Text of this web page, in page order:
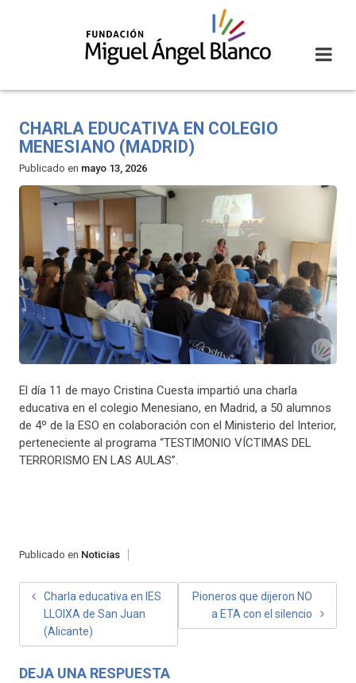
CHARLA EDUCATIVA EN COLEGIO
MENESIANO (MADRID)
Publicado en mayo 13, 2026
El día 11 de mayo Cristina Cuesta impartió una charla
educativa en el colegio Menesiano, en Madrid, a 50 alumnos
de 4º de la ESO en colaboración con el Ministerio del Interior,
perteneciente al programa “TESTIMONIO VÍCTIMAS DEL
TERRORISMO EN LAS AULAS”.
Publicado en Noticias
NAVEGACIÓN
ENTRADAS
Charla educativa en IES
LLOIXA de San Juan
(Alicante)
Pioneros que dijeron NO
a ETA con el silencio
DEJA UNA RESPUESTA